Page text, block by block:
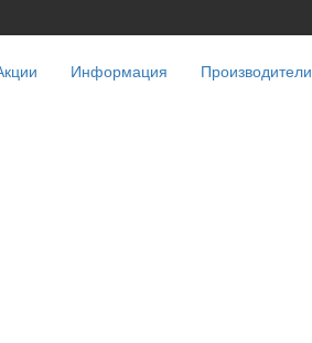
Информация Производители